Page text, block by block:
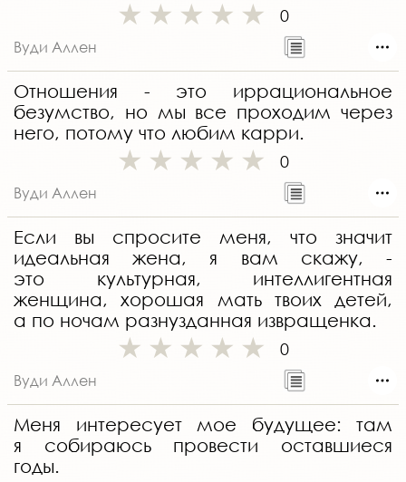
0
Вуди Аллен
Отношения - это иррациональное
безумство, но мы все проходим через
него, потому что любим карри.
0
Вуди Аллен
Если вы спросите меня, что значит
идеальная жена, я вам скажу, -
это культурная, интеллигентная
женщина, хорошая мать твоих детей,
а по ночам разнузданная извращенка.
0
Вуди Аллен
Меня интересует мое будущее: там
я собираюсь провести оставшиеся
годы.